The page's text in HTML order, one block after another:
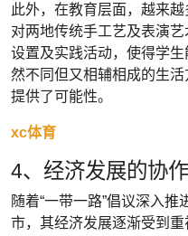
此外，在教育层面，越来
对两地传统手工艺及表演
设置及实践活动，使得学
然不同但又相辅相成的生
提供了可能性。
xc体育
4、经济发展的协
随着“一带一路”倡议深入
市，其经济发展逐渐受到